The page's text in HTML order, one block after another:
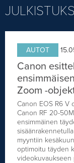
AUTOT
JULKISTUKSET
AJETUT
KOMMENTTI
KILPAILUT
TV-OHJELMA
AUTOT
Canon
Zoom -
Canon EOS R6 V
Canon RF 20-
ensimmäinen
myyntiin
optimoitu täyden
videokuvaukseen